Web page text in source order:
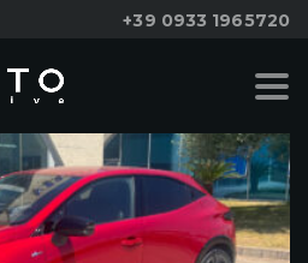
+39 0933 1965720